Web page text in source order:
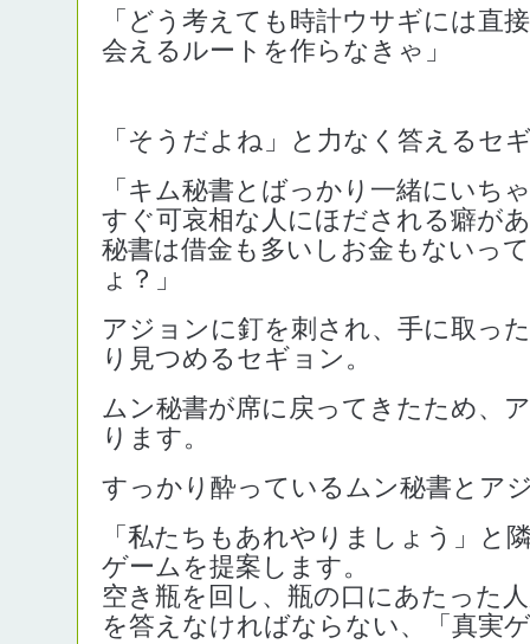
「どう考えても時計ウサギには直
会えるルートを作らなきゃ」
「そうだよね」と力なく答えるセ
「キム秘書とばっかり一緒にいち
すぐ可哀相な人にほだされる癖が
秘書は借金も多いしお金もないっ
ょ？」
アジョンに釘を刺され、手に取っ
り見つめるセギョン。
ムン秘書が席に戻ってきたため、
ります。
すっかり酔っているムン秘書とア
「私たちもあれやりましょう」と
ゲームを提案します。
空き瓶を回し、瓶の口にあたった
を答えなければならない、「真実